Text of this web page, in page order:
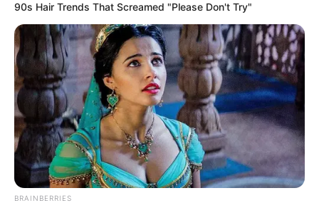
90s Hair Trends That Screamed "Please Don't Try"
BRAINBERRIES